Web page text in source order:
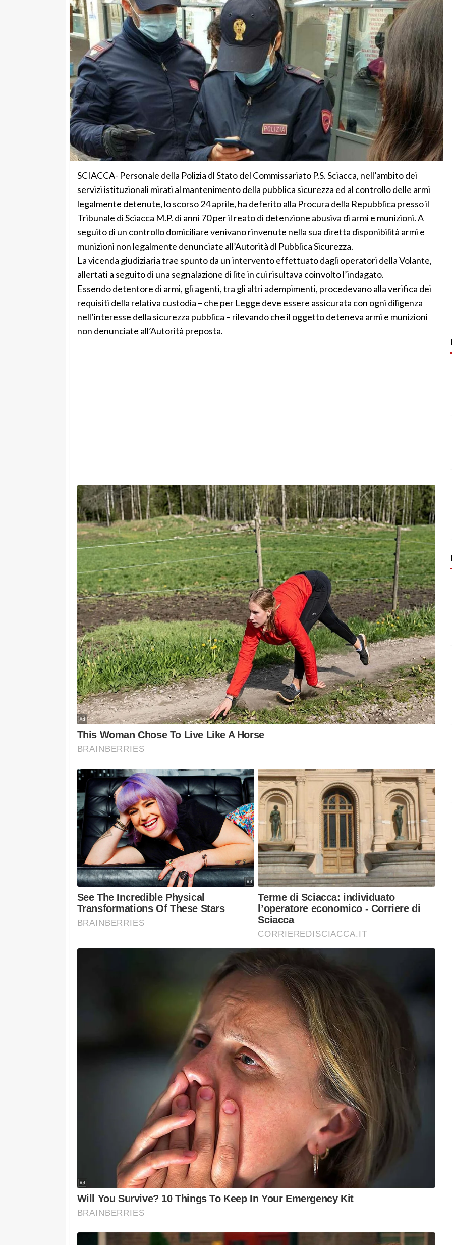
SCIACCA- Personale della Polizia dl Stato del Commissariato P.S. Sciacca, nell’ambito dei
servizi istituzionali mirati al mantenimento della pubblica sicurezza ed al controllo delle armi
legalmente detenute, lo scorso 24 aprile, ha deferito alla Procura della Repubblica presso il
Tribunale di Sciacca M.P. di anni 70 per il reato di detenzione abusiva di armi e munizioni. A
seguito di un controllo domiciliare venivano rinvenute nella sua diretta disponibilità armi e
munizioni non legalmente denunciate all’Autorità dl Pubblica Sicurezza.
La vicenda giudiziaria trae spunto da un intervento effettuato dagli operatori della Volante,
allertati a seguito di una segnalazione di lite in cui risultava coinvolto l’indagato.
Essendo detentore di armi, gli agenti, tra gli altri adempimenti, procedevano alla verifica dei
requisiti della relativa custodia – che per Legge deve essere assicurata con ogni diligenza
nell’interesse della sicurezza pubblica – rilevando che il oggetto deteneva armi e munizioni
non denunciate all’Autorità preposta.